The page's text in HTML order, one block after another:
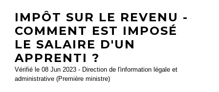
IMPÔT SUR LE REVENU -
COMMENT EST IMPOSÉ
LE SALAIRE D'UN
APPRENTI ?
Vérifié le 08 Jun 2023 - Direction de l'information légale et
administrative (Première ministre)